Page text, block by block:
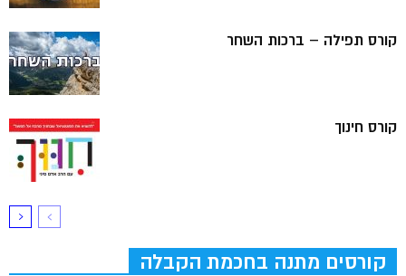
קורס תפילה – ברכות השחר
קורס חינוך
קורסים מתנה בחכמת הקבלה